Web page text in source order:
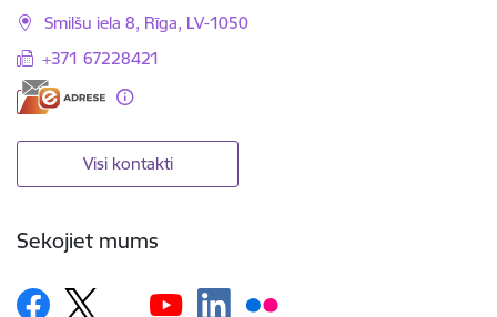
Smilšu iela 8, Rīga, LV-1050
+371 67228421
Visi kontakti
Sekojiet mums